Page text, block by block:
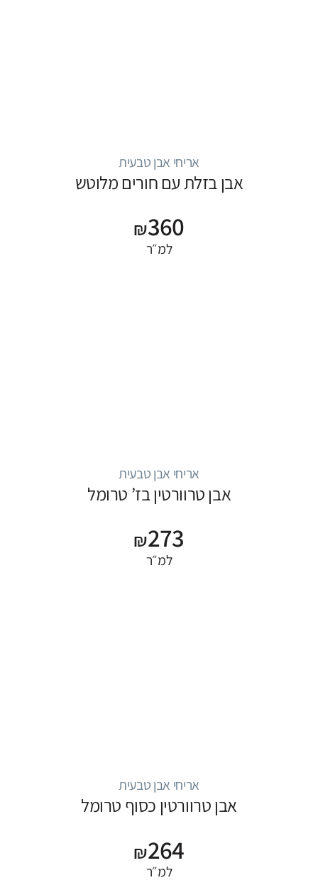
אריחי אבן טבעית
אבן בזלת עם חורים מלוטש
₪360
למ״ר
אריחי אבן טבעית
אבן טרוורטין בז’ טרומל
₪273
למ״ר
אריחי אבן טבעית
אבן טרוורטין כסוף טרומל
₪264
למ״ר